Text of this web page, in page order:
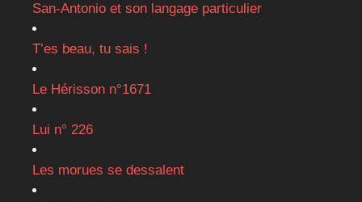
San-Antonio et son langage particulier
T’es beau, tu sais !
Le Hérisson n°1671
Lui n° 226
Les morues se dessalent